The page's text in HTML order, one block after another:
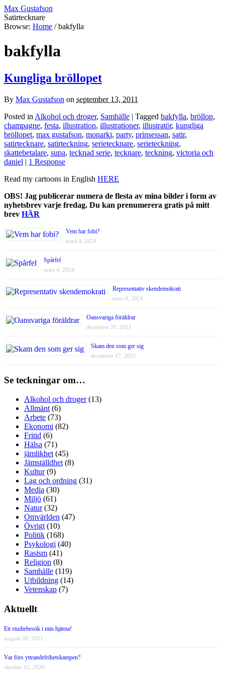
Max Gustafson
Satirtecknare
Browse: Home / bakfylla
bakfylla
Kungliga bröllopet
By Max Gustafson on september 13, 2011
Posted in Alkohol och droger, Samhälle | Tagged bakfylla, bröllop,
champagne, festa, illustration, illustrationer, illustratör, kungliga
bröllopet, max gustafson, monarki, party, prinsessan, satir,
satirtecknare, satirteckning, serietecknare, serieteckning,
skattebetalare, supa, tecknad serie, tecknare, teckning, victoria och
daniel | 1 Response
Read my cartoons in English HERE
OBS! Jag publicerar numera de flesta av mina bilder i form av
nyhetsbrev varje fredag. Du kan prenumerera gratis på mitt
brev HÄR
Vem har fobi?
mars 4, 2024
Spårfel
mars 4, 2024
Representativ skendemokrati
mars 4, 2024
Oansvariga föräldrar
december 20, 2021
Skam den som ger sig
december 17, 2021
Se teckningar om…
Alkohol och droger(13)
Allmänt (6)
Arbete (73)
Ekonomi (82)
Fritid (6)
Hälsa (71)
jämlikhet (45)
Jämställdhet (8)
Kultur(9)
Lag och ordning (31)
Media (30)
Miljö (61)
Natur(32)
Omvärlden (47)
Övrigt (10)
Politik (168)
Psykologi (40)
Rasism (41)
Religion (8)
Samhälle (119)
Utbildning (14)
Vetenskap (7)
Aktuellt
Ett studiebesök i min hjärna!
augusti 30, 2021
Var förs yttrandefrihetskampen?
oktober 12, 2020